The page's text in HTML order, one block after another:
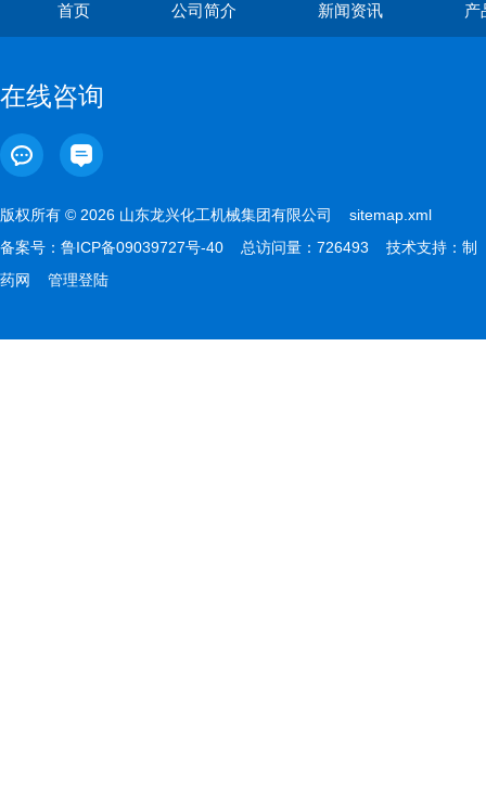
首页 公司简介 新闻资讯 产
在线咨询
版权所有 © 2026 山东龙兴化工机械集团有限公司 sitemap.xml
备案号： 鲁ICP备09039727号-40 总访问量：726493 技术支持： 制
药网
管理登陆